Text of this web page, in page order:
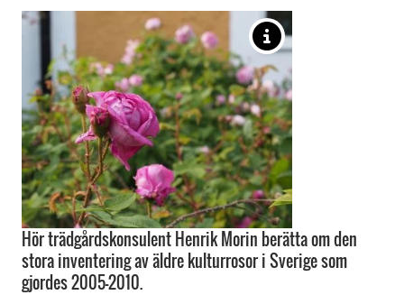
Hör trädgårdskonsulent Henrik Morin berätta om den
stora inventering av äldre kulturrosor i Sverige som
gjordes 2005-2010.